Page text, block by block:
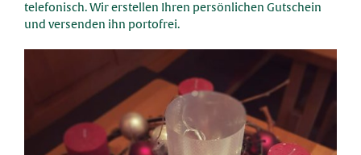
telefonisch. Wir erstellen Ihren persönlichen Gutschein
und versenden ihn portofrei.